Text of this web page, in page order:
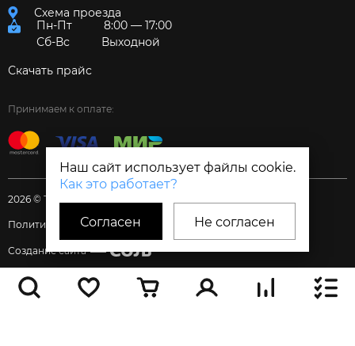
Наш сайт использует файлы cookie.
Как это работает?
Согласен Не согласен
Схема проезда
Пн-Пт
8:00 — 17:00
Сб-Вс
Выходной
Скачать прайс
Принимаем к оплате:
2026 © Торговый дом «Электрум»
Политика и Согласия
Создание сайта